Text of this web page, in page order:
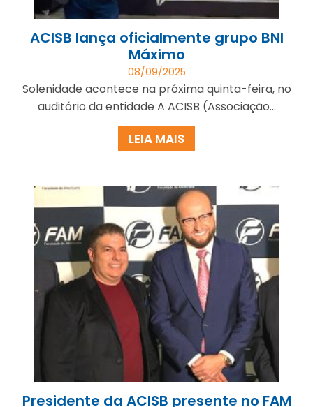
ACISB lança oficialmente grupo BNI
Máximo
08/09/2025
Solenidade acontece na próxima quinta-feira, no
auditório da entidade A ACISB (Associação...
LEIA MAIS
Presidente da ACISB presente no FAM